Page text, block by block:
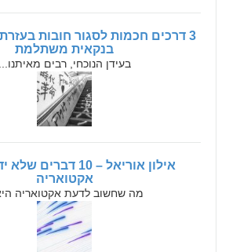
3 דרכים חכמות לסגור חובות
בנקאית משתלמת
בעידן הנוכחי, רבים מאיתנו...
אילון אוריאל – 10
אקטואריה
מה שחשוב לדעת אקטואריה